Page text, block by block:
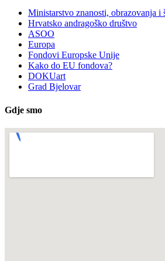
Ministarstvo znanosti, obrazovanja i
Hrvatsko andragoško društvo
ASOO
Europa
Fondovi Europske Unije
Kako do EU fondova?
DOKUart
Grad Bjelovar
Gdje smo